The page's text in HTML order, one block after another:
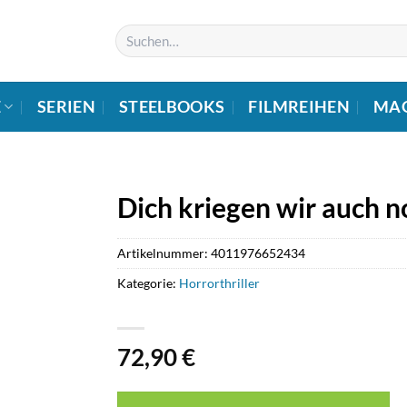
Suchen
nach:
SERIEN STEELBOOKS FILMREIHEN
Dich kriegen wir auch
72,90€
Artikelnummer: 4011976652434
Kategorie: Horrorthriller